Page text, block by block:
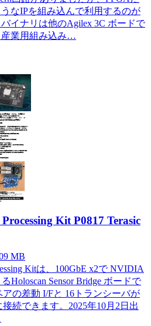
なIPを組み込んで利用するのが
イナリは他のAgilex 3C ボードで
産業用組み込み…
Kit P0817 Terasic
MB
Kitは、100GbE x2で NVIDIA
Holoscan Sensor Bridge ボードで
アの差動 I/Fと 16トランシーバが
続できます。2025年10月2日出